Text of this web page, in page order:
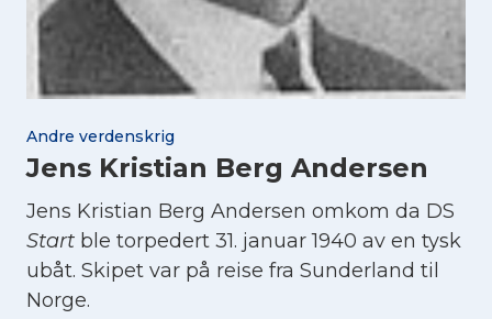
Andre verdenskrig
Jens Kristian Berg Andersen
Jens Kristian Berg Andersen omkom da DS
Start ble torpedert 31. januar 1940 av en tysk
ubåt. Skipet var på reise fra Sunderland til
Norge.